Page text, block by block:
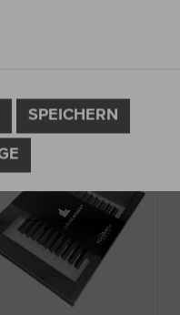
SPEICHERN